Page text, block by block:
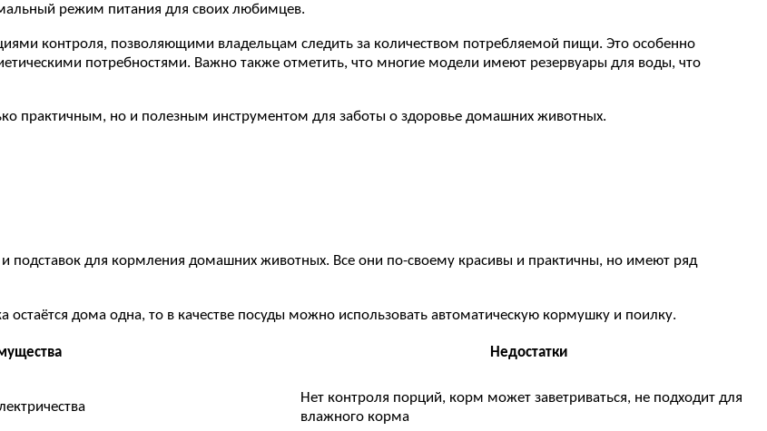
режим питания для своих любимцев.
контроля, позволяющими владельцам следить за количеством потребляемой пищи. Это особенно
потребностями. Важно также отметить, что многие модели имеют резервуары для воды, что
практичным, но и полезным инструментом для заботы о здоровье домашних животных.
подставок для кормления домашних животных. Все они по-своему красивы и практичны, но имеют ряд
остаётся дома одна, то в качестве посуды можно использовать автоматическую кормушку и поилку.
Недостатки
Нет контроля порций, корм может заветриваться, не подходит для
влажного корма